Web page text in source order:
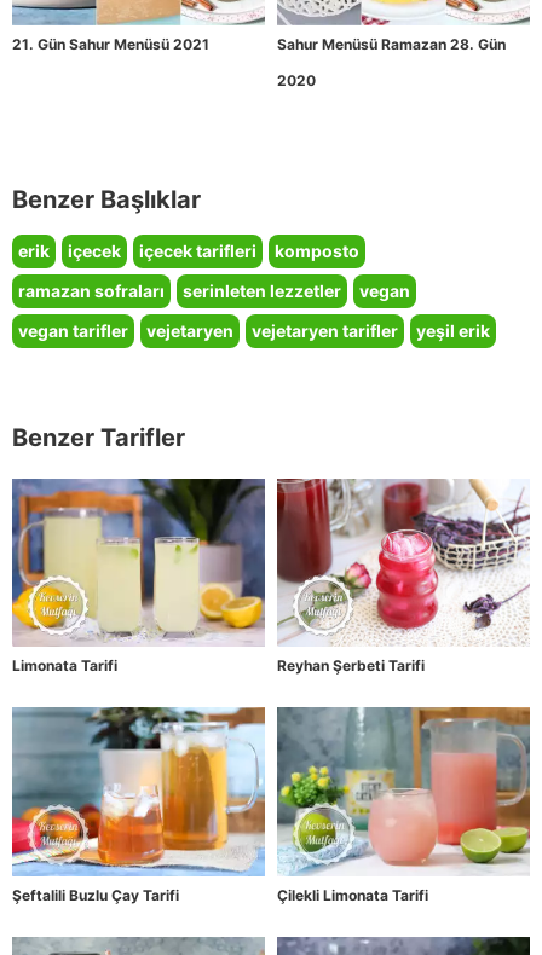
21. Gün Sahur Menüsü 2021
Sahur Menüsü Ramazan 28. Gün
2020
Benzer Başlıklar
erik içecek içecek tarifleri
komposto
ramazan sofraları
serinleten lezzetler
vegan
vegan tarifler
vejetaryen vejetaryen tarifler yeşil erik
Benzer Tarifler
Limonata Tarifi Reyhan Şerbeti Tarifi
Şeftalili Buzlu Çay Tarifi Çilekli Limonata Tarifi